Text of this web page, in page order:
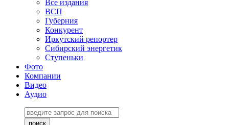
Все издания
ВСП
Губерния
Конкурент
Иркутский репортер
Сибирский энергетик
Ступеньки
Фото
Компании
Видео
Аудио